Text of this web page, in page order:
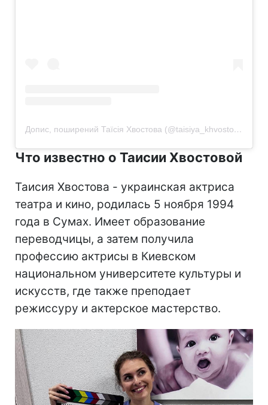
Допис, поширений Таїсія Хвостова (@taisiya_khvostova)
Что известно о Таисии Хвостовой
Таисия Хвостова - украинская актриса
театра и кино, родилась 5 ноября 1994
года в Сумах. Имеет образование
переводчицы, а затем получила
профессию актрисы в Киевском
национальном университете культуры и
искусств, где также преподает
режиссуру и актерское мастерство.